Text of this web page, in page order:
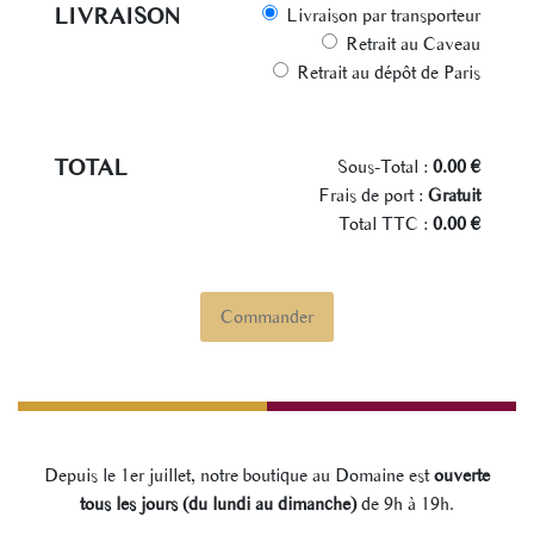
LIVRAISON
Livraison par transporteur
Retrait au Caveau
Retrait au dépôt de Paris
TOTAL Sous-Total : 0.00 €
Frais de port : Gratuit
Total TTC : 0.00 €
Commander
Depuis le 1er juillet, notre boutique au Domaine estouverte
tous les jours (du lundi au dimanche)de 9h à 19h.